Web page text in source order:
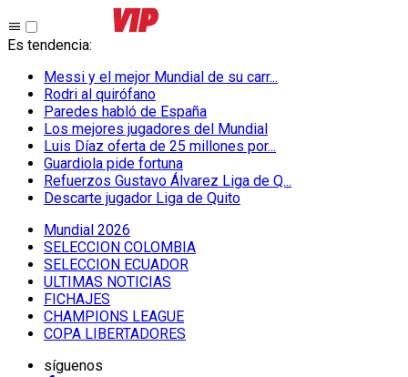
Es tendencia:
Messi y el mejor Mundial de su carr...
Rodri al quirófano
Paredes habló de España
Los mejores jugadores del Mundial
Luis Díaz oferta de 25 millones por...
Guardiola pide fortuna
Refuerzos Gustavo Álvarez Liga de Q...
Descarte jugador Liga de Quito
Mundial 2026
SELECCION COLOMBIA
SELECCION ECUADOR
ULTIMAS NOTICIAS
FICHAJES
CHAMPIONS LEAGUE
COPA LIBERTADORES
síguenos